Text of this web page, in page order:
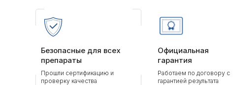
Работаем по договору с
гарантией результата
Официальная
гарантия
Прошли сертификацию и
проверку качества
Безопасные для всех
препараты